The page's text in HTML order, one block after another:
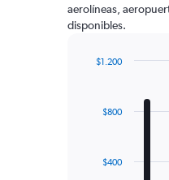
aerolíneas,
disponibles.
The$400
$800
$1.200